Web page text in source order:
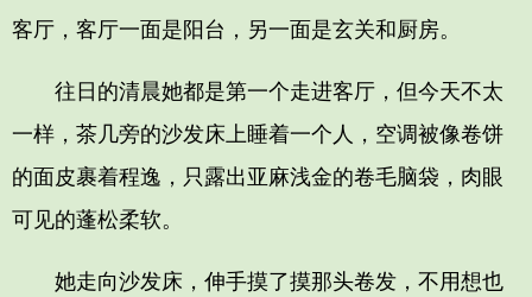
客厅，客厅一面是阳台，另一面是玄关和厨房。
往日的清晨她都是第一个走进客厅，但今天不太
一样，茶几旁的沙发床上睡着一个人，空调被像卷饼
的面皮裹着程逸，只露出亚麻浅金的卷毛脑袋，肉眼
可见的蓬松柔软。
她走向沙发床，伸手摸了摸那头卷发，不用想也